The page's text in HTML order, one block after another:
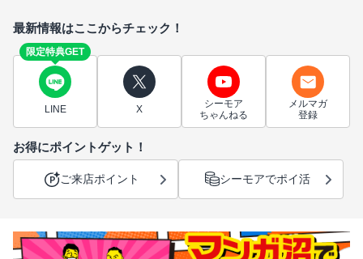
最新情報はここからチェック！
限定特典GET
LINE X
シーモア
ちゃんねる
メルマガ
登録
お得にポイントゲット！
ご来店ポイント シーモアでポイ活